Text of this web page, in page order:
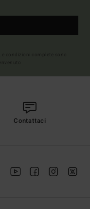
Contattaci